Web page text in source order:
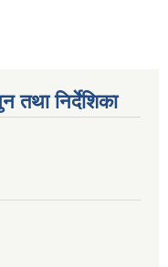
निर्देशिका